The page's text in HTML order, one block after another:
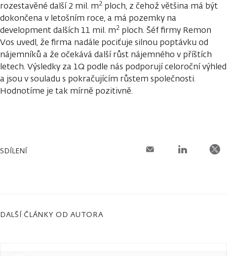
rozestavěné další 2 mil. m2 ploch, z čehož většina má být
dokončena v letošním roce, a má pozemky na
development dalších 11 mil. m2 ploch. Šéf firmy Remon
Vos uvedl, že firma nadále pociťuje silnou poptávku od
nájemníků a že očekává další růst nájemného v příštích
letech. Výsledky za 1Q podle nás podporují celoroční výhled
a jsou v souladu s pokračujícím růstem společnosti.
Hodnotíme je tak mírně pozitivně.
SDÍLENÍ
DALŠÍ ČLÁNKY OD AUTORA